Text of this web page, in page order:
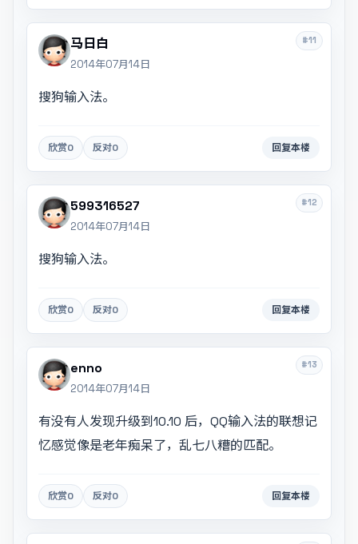
#11
马日白
2014年07月14日
搜狗输入法。
欣赏0 反对0 回复本楼
#12
599316527
2014年07月14日
搜狗输入法。
欣赏0 反对0 回复本楼
#13
enno
2014年07月14日
有没有人发现升级到10.10 后，QQ输入法的联想记
忆感觉像是老年痴呆了，乱七八糟的匹配。
欣赏0 反对0 回复本楼